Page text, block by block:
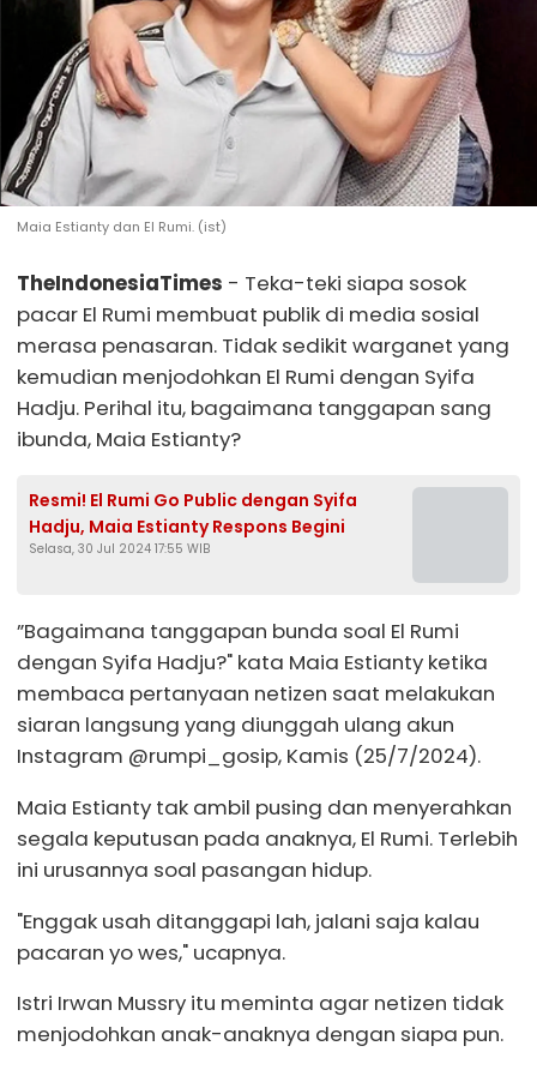
Maia Estianty dan El Rumi. (ist)
TheIndonesiaTimes - Teka-teki siapa sosok
pacar El Rumi membuat publik di media sosial
merasa penasaran. Tidak sedikit warganet yang
kemudian menjodohkan El Rumi dengan Syifa
Hadju. Perihal itu, bagaimana tanggapan sang
ibunda, Maia Estianty?
Resmi! El Rumi Go Public dengan Syifa
Hadju, Maia Estianty Respons Begini
Selasa, 30 Jul 2024 17:55 WIB
”Bagaimana tanggapan bunda soal El Rumi
dengan Syifa Hadju?" kata Maia Estianty ketika
membaca pertanyaan netizen saat melakukan
siaran langsung yang diunggah ulang akun
Instagram @rumpi_gosip, Kamis (25/7/2024).
Maia Estianty tak ambil pusing dan menyerahkan
segala keputusan pada anaknya, El Rumi. Terlebih
ini urusannya soal pasangan hidup.
"Enggak usah ditanggapi lah, jalani saja kalau
pacaran yo wes," ucapnya.
Istri Irwan Mussry itu meminta agar netizen tidak
menjodohkan anak-anaknya dengan siapa pun.